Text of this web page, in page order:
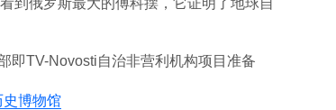
到俄罗斯最大的傅科摆，它证明了地球自
即TV-Novosti自治非营利机构项目准备
史博物馆